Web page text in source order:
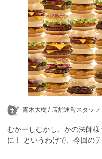
青木大樹 / 店舗運営スタッフ
むかーしむかし、かの法師
に！ というわけで、今回の